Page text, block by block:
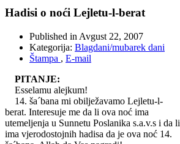
Hadisi o noći Lejletu-l-berat
Published in Avgust 22, 2007
Kategorija: Blagdani/mubarek dani
Štampa , E-mail
PITANJE:
Esselamu alejkum!
14. ša´bana mi obilježavamo Lejletu-l-
berat. Interesuje me da li ova noć ima
utemeljenja u Sunnetu Poslanika s.a.v.s i da li
ima vjerodostojnih hadisa da je ova noć 14.